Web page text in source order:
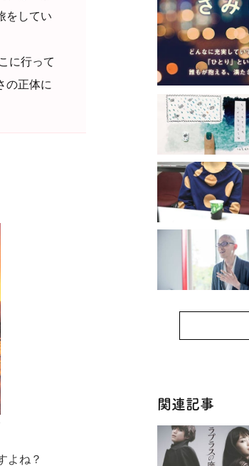
をしてい
に行って
の正体に
よね？
関連記事